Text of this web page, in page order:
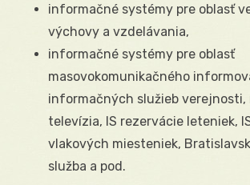
informačné systémy pre oblasť
výchovy a vzdelávania,
informačné systémy pre oblasť
masovokomunikačného
informačných služieb verejnosti,
televízia, IS rezervácie leteniek,
vlakových miesteniek,
služba a pod.